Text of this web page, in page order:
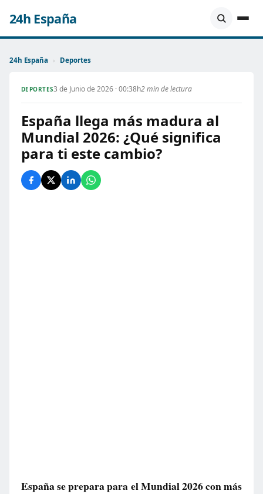
24h España
24h España › Deportes
DEPORTES3 de Junio de 2026 · 00:38h2 min de lectura
España llega más madura al
Mundial 2026: ¿Qué significa
para ti este cambio?
España se prepara para el Mundial 2026 con más